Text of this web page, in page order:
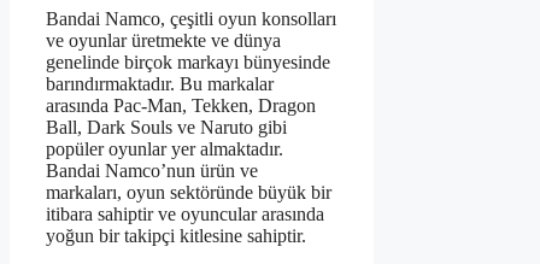
Bandai Namco, çeşitli oyun konsolları
ve oyunlar üretmekte ve dünya
genelinde birçok markayı bünyesinde
barındırmaktadır. Bu markalar
arasında Pac-Man, Tekken, Dragon
Ball, Dark Souls ve Naruto gibi
popüler oyunlar yer almaktadır.
Bandai Namco’nun ürün ve
markaları, oyun sektöründe büyük bir
itibara sahiptir ve oyuncular arasında
yoğun bir takipçi kitlesine sahiptir.